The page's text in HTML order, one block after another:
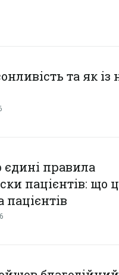
та як із
єдині правила
пацієнтів: що